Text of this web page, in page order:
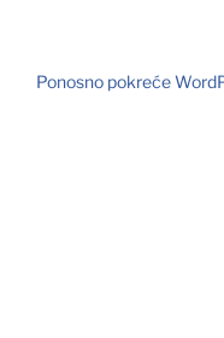
Ponosno pokreće